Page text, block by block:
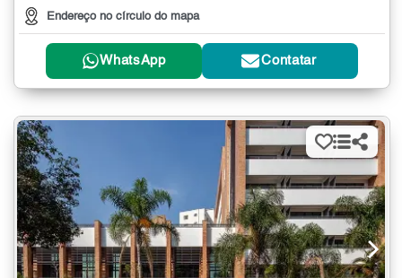
Endereço no círculo do mapa
WhatsApp Contatar